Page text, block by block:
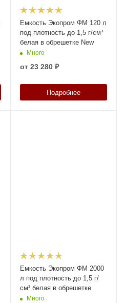
Емкость Экопром ФМ 120 л
под плотность до 1,5 г/см³
белая в обрешетке New
Много
от 23 280 ₽
Подробнее
Емкость Экопром ФМ 2000
л под плотность до 1,5 г/
см³ белая в обрешетке
Много